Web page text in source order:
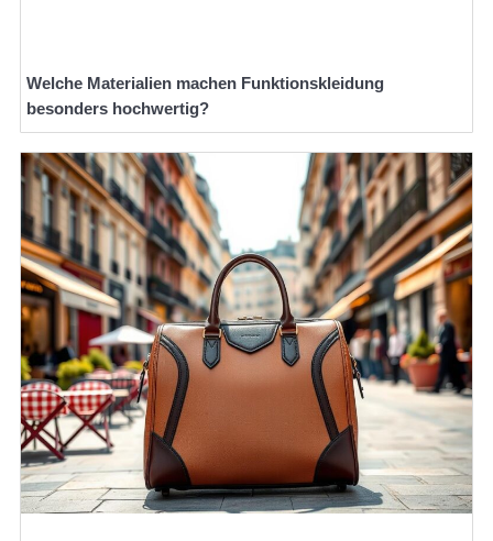
Welche Materialien machen Funktionskleidung
besonders hochwertig?